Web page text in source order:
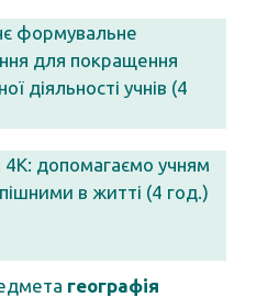
формувальне
для покращення
діяльності учнів (4
4К: допомагаємо учням
в житті (4 год.)
географія